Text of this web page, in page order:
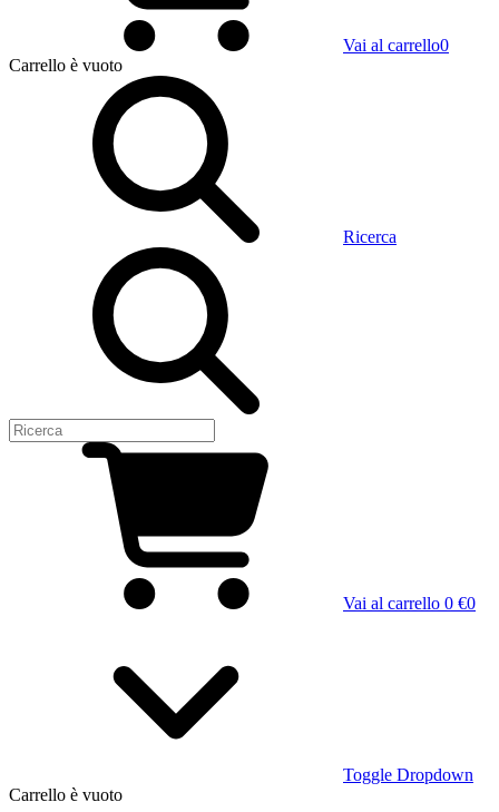
Vai al carrello0
Carrello è vuoto
Ricerca
Vai al carrello 0 €0
Toggle Dropdown
Carrello è vuoto